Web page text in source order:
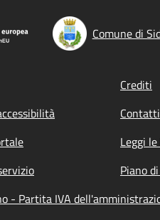
Comune di
Crediti
Contatti
Leggi le
Piano
- Partita IVA